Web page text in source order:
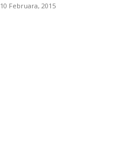
10 Februara, 2015